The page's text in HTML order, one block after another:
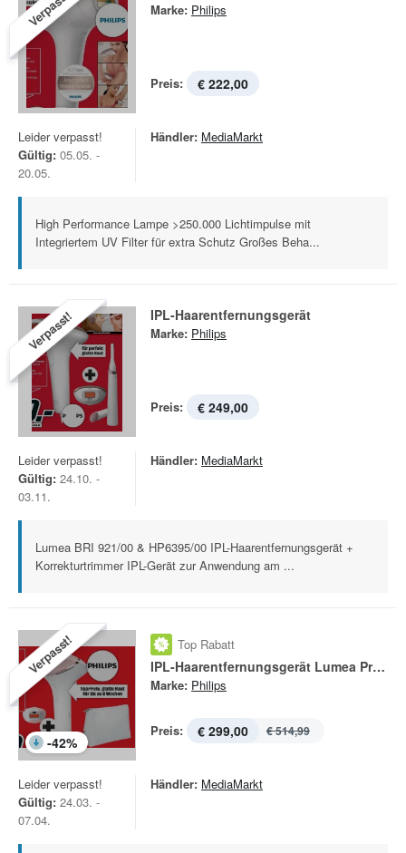
Marke: Philips
Preis: € 222,00
Leider verpasst!
Gültig: 05.05. -
20.05.
Händler: MediaMarkt
High Performance Lampe >250.000 Lichtimpulse mit
Integriertem UV Filter für extra Schutz Großes Beha...
Verpasst! IPL-Haarentfernungsgerät
Marke: Philips
Preis: € 249,00
Leider verpasst!
Gültig: 24.10. -
03.11.
Händler: MediaMarkt
Lumea BRI 921/00 & HP6395/00 IPL-Haarentfernungsgerät +
Korrekturtrimmer IPL-Gerät zur Anwendung am ...
Verpasst!
-42%
Top Rabatt
IPL-Haarentfernungsgerät Lumea Prestige BRI 950-00
Marke: Philips
Preis: € 299,00 € 514,99
Leider verpasst!
Gültig: 24.03. -
07.04.
Händler: MediaMarkt